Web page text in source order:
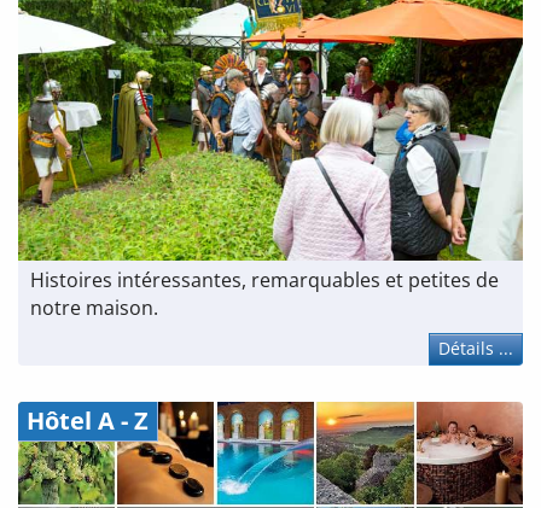
Histoires intéressantes, remarquables et petites de
notre maison.
Détails ...
Hôtel A - Z